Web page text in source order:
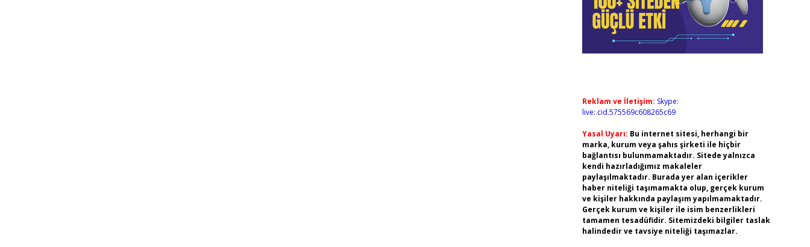
Reklam ve İletişim: Skype:
live:.cid.575569c608265c69
Yasal Uyarı: Bu internet sitesi, herhangi bir
marka, kurum veya şahıs şirketi ile hiçbir
bağlantısı bulunmamaktadır. Sitede yalnızca
kendi hazırladığımız makaleler
paylaşılmaktadır. Burada yer alan içerikler
haber niteliği taşımamakta olup, gerçek kurum
ve kişiler hakkında paylaşım yapılmamaktadır.
Gerçek kurum ve kişiler ile isim benzerlikleri
tamamen tesadüfidir. Sitemizdeki bilgiler taslak
halindedir ve tavsiye niteliği taşımazlar.